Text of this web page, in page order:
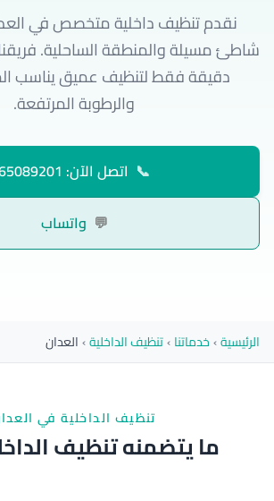
نقدم تنظيف داخلية متخصص في
دقيقة فقط لتنظيف عميق يناسب
والرطوبة المرتفعة.
📞 اتصل الآن: 65089201
💬 واتساب
الرئيسية›خدماتنا›تنظيف الداخلية›العدان
تنظيف الداخلية في
ما يتضمنه تنظيف